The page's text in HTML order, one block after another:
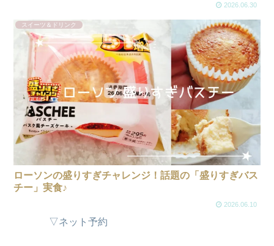
2026.06.30
スイーツ＆ドリンク
ローソンの盛りすぎチャレンジ！話題の「盛りすぎバス
チー」実食♪
2026.06.10
▽ネット予約